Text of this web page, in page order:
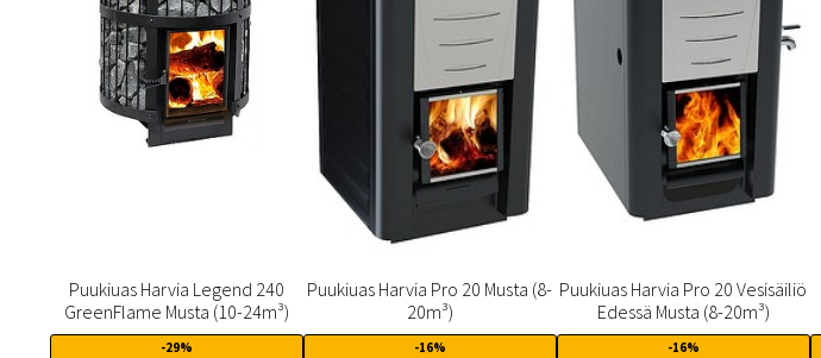
Puukiuas Harvia Legend 240
GreenFlame Musta (10-24m³)
-29%
Puukiuas Harvia Pro 20 Musta (8-
20m³)
-16%
Puukiuas Harvia Pro 20 Vesisäiliö
Edessä Musta (8-20m³)
-16%